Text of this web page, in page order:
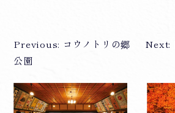
投
ナ
Previous: コウノトリの郷
公園
Next: